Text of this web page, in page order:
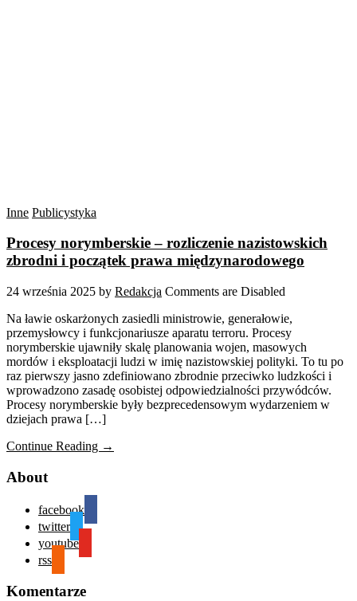
Inne Publicystyka
Procesy norymberskie – rozliczenie nazistowskich
zbrodni i początek prawa międzynarodowego
24 września 2025 by Redakcja Comments are Disabled
Na ławie oskarżonych zasiedli ministrowie, generałowie,
przemysłowcy i funkcjonariusze aparatu terroru. Procesy
norymberskie ujawniły skalę planowania wojen, masowych
mordów i eksploatacji ludzi w imię nazistowskiej polityki. To tu po
raz pierwszy jasno zdefiniowano zbrodnie przeciwko ludzkości i
wprowadzono zasadę osobistej odpowiedzialności przywódców.
Procesy norymberskie były bezprecedensowym wydarzeniem w
dziejach prawa […]
Continue Reading →
About
facebook
twitter
youtube
rss
Komentarze